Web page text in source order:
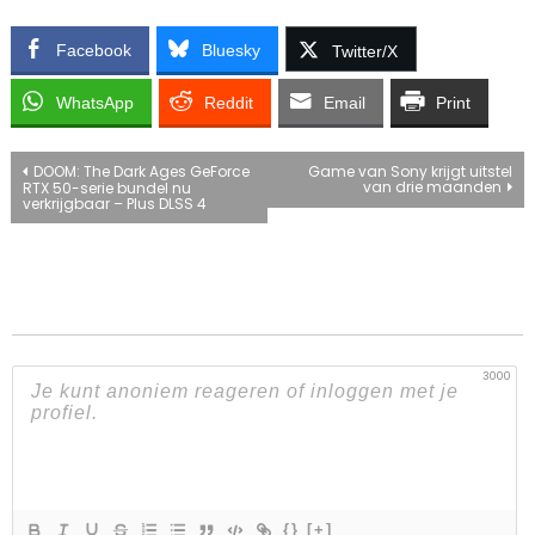
Facebook Bluesky Twitter/X
WhatsApp Reddit Email Print
Bericht
navigatie
DOOM: The Dark Ages GeForce
RTX 50-serie bundel nu
verkrijgbaar – Plus DLSS 4
Game van Sony krijgt uitstel
van drie maanden
3000
{} [+]